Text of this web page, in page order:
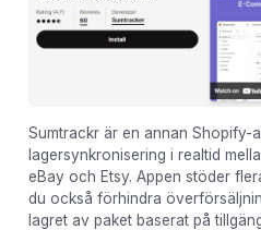
Sumtrackr är en annan Shopify-
lagersynkronisering i realtid
eBay och Etsy. Appen stöder
du också förhindra
lagret av paket baserat på